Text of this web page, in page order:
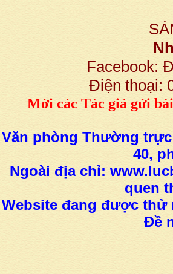
Facebook:
Điện thoại:
Mời các Tác giả gửi
Văn phòng Thường trực
40,
Ngoài địa chỉ:
quen
Website đang được thử
Đề